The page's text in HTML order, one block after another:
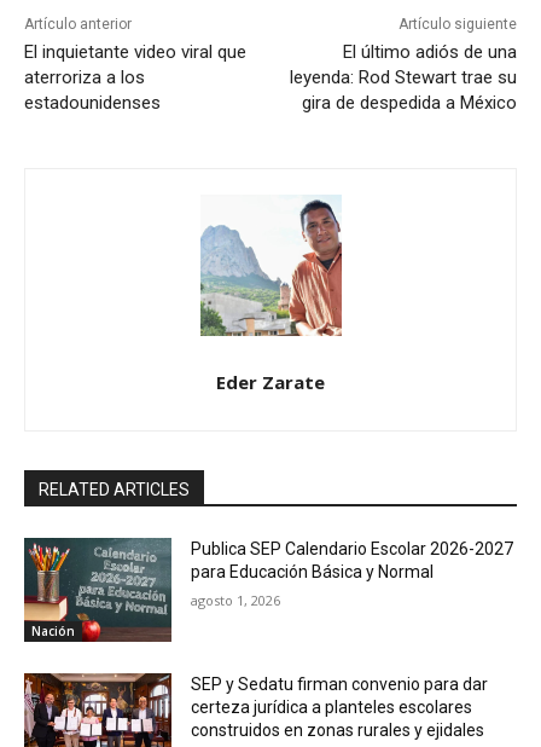
Artículo anterior
El inquietante video viral que
aterroriza a los
estadounidenses
Artículo siguiente
El último adiós de una
leyenda: Rod Stewart trae su
gira de despedida a México
Eder Zarate
RELATED ARTICLES
Nación
Publica SEP Calendario Escolar 2026-2027
para Educación Básica y Normal
agosto 1, 2026
SEP y Sedatu firman convenio para dar
certeza jurídica a planteles escolares
construidos en zonas rurales y ejidales